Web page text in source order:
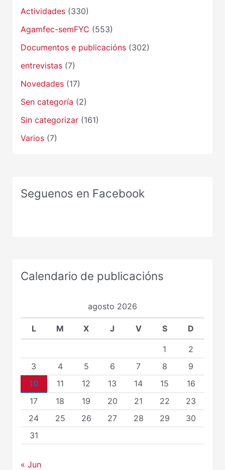
Actividades(330)
Agamfec-semFYC (553)
Documentos e publicacións(302)
entrevistas(7)
Novedades(17)
Sen categoría (2)
Sin categorizar(161)
Varios(7)
Seguenos en Facebook
Calendario de publicacións
agosto 2026
L M X J V S D
1
2
3
4 5 6 7 8
9
10
11 12 13 14 15
16
17
18 19 20 21 22
23
24
25 26 27 28 29
30
31
« Jun